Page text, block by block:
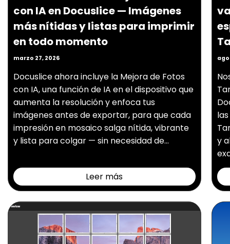
con IA en Docuslice — Imágenes
más nítidas y listas para imprimir
en todo momento
marzo 27, 2026
Docuslice ahora incluye la Mejora de Fotos
con IA, una función de IA en el dispositivo que
aumenta la resolución y enfoca tus
imágenes antes de exportar, para que cada
impresión en mosaico salga nítida, vibrante
y lista para colgar — sin necesidad de...
Leer más
y